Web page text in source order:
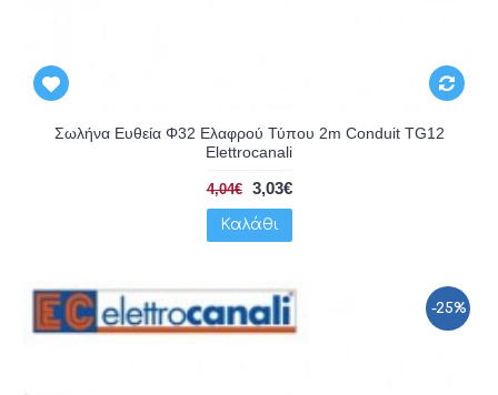
Σωλήνα Ευθεία Φ32 Ελαφρού Τύπου 2m Conduit TG12
Elettrocanali
4,04€ 3,03€
Καλάθι
-25%